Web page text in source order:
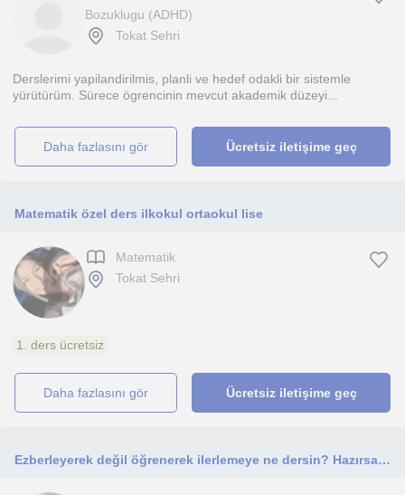
Bozuklugu (ADHD)
Tokat Sehri
Derslerimi yapilandirilmis, planli ve hedef odakli bir sistemle
yürütürüm. Sürece ögrencinin mevcut akademik düzeyi...
daha fazlasını gör Ücretsiz iletişime geç
Matematik özel ders ilkokul ortaokul lise
Matematik
Tokat Sehri
1. ders ücretsiz
daha fazlasını gör Ücretsiz iletişime geç
Ezberleyerek değil öğrenerek ilerlemeye ne dersin? Hazırsan başlayalım mı ben hazırım🥰